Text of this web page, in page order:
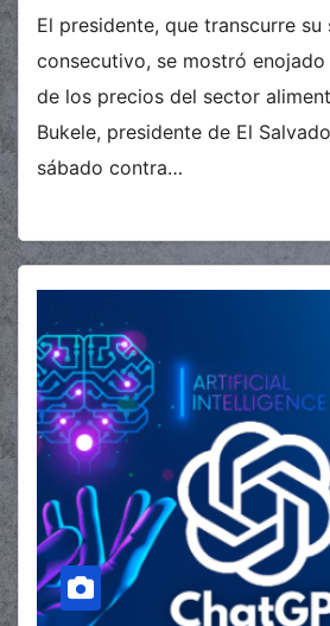
El presidente, que transcurre
consecutivo, se mostró
de los precios del sector
Bukele, presidente de El
sábado contra…